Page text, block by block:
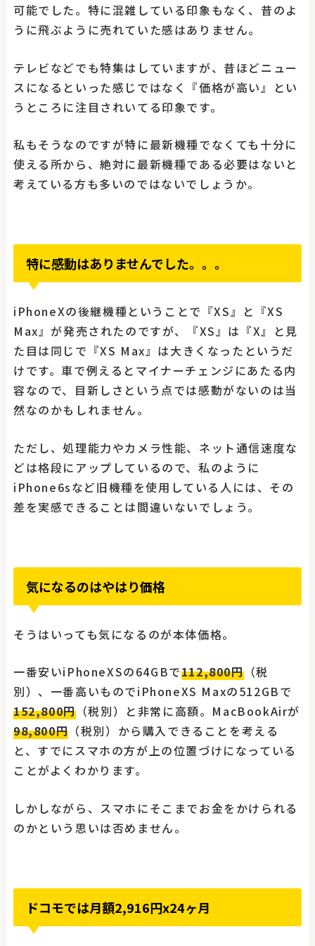
可能でした。特に混雑している印象もなく、昔のよ
うに飛ぶように売れていた感はありません。
テレビなどでも特集はしていますが、昔ほどニュー
スになるといった感じではなく『価格が高い』とい
うところに注目されいてる印象です。
私もそうなのですが特に最新機種でなくても十分に
使える所から、絶対に最新機種である必要はないと
考えている方も多いのではないでしょうか。
特に感動はありませんでした。。。
iPhoneXの後継機種ということで『XS』と『XS
Max』が発売されたのですが、『XS』は『X』と見
た目は同じで『XS Max』は大きくなったというだ
けです。車で例えるとマイナーチェンジにあたる内
容なので、目新しさという点では感動がないのは当
然なのかもしれません。
ただし、処理能力やカメラ性能、ネット通信速度な
どは格段にアップしているので、私のように
iPhone6sなど旧機種を使用している人には、その
差を実感できることは間違いないでしょう。
気になるのはやはり価格
そうはいっても気になるのが本体価格。
一番安いiPhoneXSの64GBで112,800円（税
別）、一番高いものでiPhoneXS Maxの512GBで
152,800円（税別）と非常に高額。MacBookAirが
98,800円 （税別）から購入できることを考える
と、すでにスマホの方が上の位置づけになっている
ことがよくわかります。
しかしながら、スマホにそこまでお金をかけられる
のかという思いは否めません。
ドコモでは月額2,916円x24ヶ月